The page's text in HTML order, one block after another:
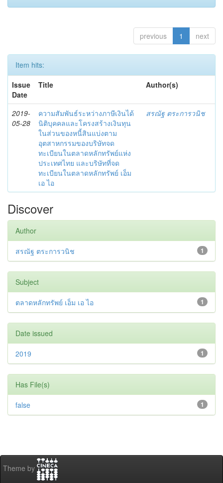
previous 1 next
Item hits:
Issue
Date
Title Author(s)
2019-
05-28
ความสัมพันธ์ระหว่างภาษีเงินได้
นิติบุคคลและโครงสร้างเงินทุน
ในส่วนของหนี้สินแบ่งตาม
อุตสาหกรรมของบริษัทจด
ทะเบียนในตลาดหลักทรัพย์แห่ง
ประเทศไทย และบริษัทที่จด
ทะเบียนในตลาดหลักทรัพย์ เอ็ม
เอ ไอ
สรณัฐ ตระการวนิช
Discover
Author
1
สรณัฐ ตระการวนิช
Subject
1
ตลาดหลักทรัพย์ เอ็ม เอ ไอ
Date issued
1
2019
Has File(s)
1
false
Theme by